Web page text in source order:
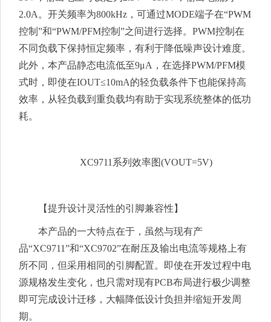
2.0A。开关频率为800kHz，可通过MODE端子在“PWM
控制”和“PWM/PFM控制”之间进行选择。PWM控制在
不同负载下保持恒定频率，有利于降低噪声设计难度。
此外，本产品静态电流低至9μA，在选择PWM/PFM模
式时，即使在IOUT≤10mA的轻负载条件下也能保持高
效率，从轻负载到重负载均有助于实现系统整体的低功
耗。
XC9711系列效率图(VOUT=5V)
【提升设计灵活性的引脚兼容性】
本产品的一大特点在于，虽然与现有产
品“XC9711”和“XC9702”在耐压及输出电流等规格上有
所不同，但采用相同的引脚配置。即使在开发过程中电
源规格发生变化，也只需对现有PCB布局进行极少调整
即可完成设计迁移，大幅降低设计负担并缩短开发周
期。